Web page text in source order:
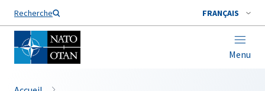
Recherche FRANÇAIS
Menu
Nom de famille*